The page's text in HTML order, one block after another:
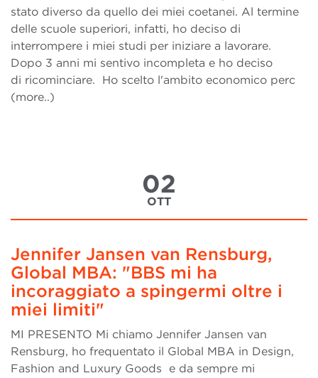
stato diverso da quello dei miei coetanei. Al termine
delle scuole superiori, infatti, ho deciso di
interrompere i miei studi per iniziare a lavorare.
Dopo 3 anni mi sentivo incompleta e ho deciso
di ricominciare. Ho scelto l'ambito economico perc
(more..)
02
OTT
Jennifer Jansen van Rensburg,
Global MBA: "BBS mi ha
incoraggiato a spingermi oltre i
miei limiti"
MI PRESENTO Mi chiamo Jennifer Jansen van
Rensburg, ho frequentato il Global MBA in Design,
Fashion and Luxury Goods e da sempre mi